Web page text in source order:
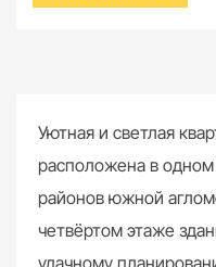
Уютная и светлая
расположена в
районов южной
четвёртом этаже